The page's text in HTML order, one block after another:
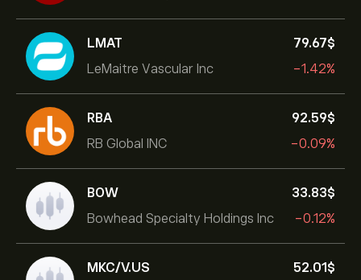
LMAT
LeMaitre Vascular Inc
79.67‎$‎
-1.42%
RBA
RB Global INC
92.59‎$‎
-0.09%
BOW
Bowhead Specialty Holdings Inc
33.83‎$‎
-0.12%
MKC/V.US
52.01‎$‎